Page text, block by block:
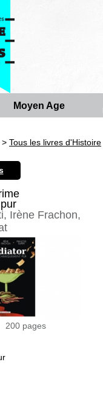
Moyen Age
> Tous les livres d'Histoire
Irène Frachon,
200 pages